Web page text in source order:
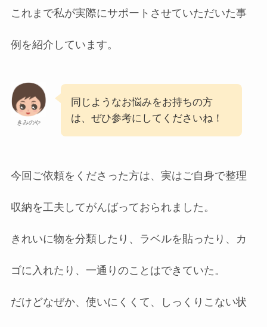
これまで私が実際にサポートさせていただいた事
例を紹介しています。
きみのや
同じようなお悩みをお持ちの方
は、ぜひ参考にしてくださいね！
今回ご依頼をくださった方は、実はご自身で整理
収納を工夫してがんばっておられました。
きれいに物を分類したり、ラベルを貼ったり、カ
ゴに入れたり、一通りのことはできていた。
だけどなぜか、使いにくくて、しっくりこない状